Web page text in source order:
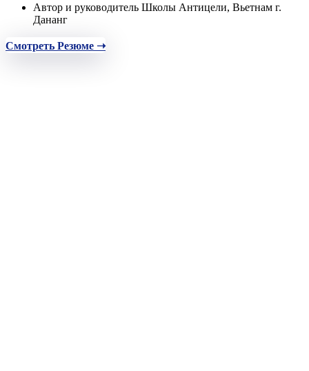
Автор и руководитель Школы Антицели, Вьетнам г.
Дананг
Смотреть Резюме ➝